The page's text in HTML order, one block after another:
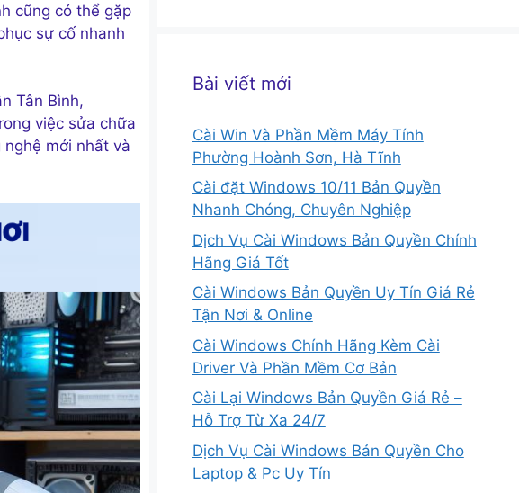
cũng có thể gặp
sự cố nhanh
Tân Bình,
việc sửa chữa
mới nhất và
Bài viết mới
Cài Win Và Phần Mềm Máy Tính
Phường Hoành Sơn, Hà Tĩnh
Cài đặt Windows 10/11 Bản Quyền
Nhanh Chóng, Chuyên Nghiệp
Dịch Vụ Cài Windows Bản Quyền Chính
Hãng Giá Tốt
Cài Windows Bản Quyền Uy Tín Giá Rẻ
Tận Nơi & Online
Cài Windows Chính Hãng Kèm Cài
Driver Và Phần Mềm Cơ Bản
Cài Lại Windows Bản Quyền Giá Rẻ –
Hỗ Trợ Từ Xa 24/7
Dịch Vụ Cài Windows Bản Quyền Cho
Laptop & Pc Uy Tín